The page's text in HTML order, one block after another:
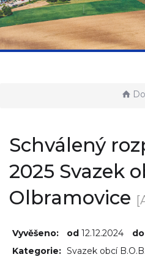
Schválený
2025 Svazek
Olbramovice
Vyvěšeno: od 12.12.2024
Kategorie: Svazek obcí